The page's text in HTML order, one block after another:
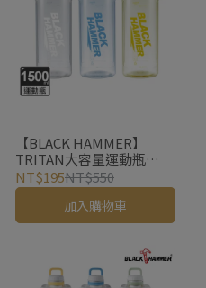
【BLACK HAMMER】
TRITAN大容量運動瓶
1500ml
NT$195NT$550
加入購物車